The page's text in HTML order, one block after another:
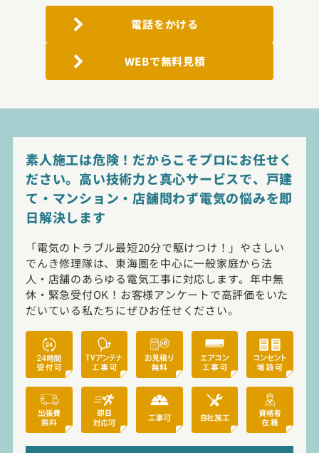
電話をかける
WEBで無料見積
素人施工は危険！だからこそプロにお任せく
ださい。高い技術力と真心サービスで、戸建
て・マンション・店舗問わず電気の悩みを即
日解決します
「電気のトラブル最短20分で駆けつけ！」やさしい
でんき修理隊は、東海圏を中心に一般家庭から法
人・店舗のあらゆる電気工事に対応します。年中無
休・緊急受付OK！お客様アンケートで高評価をいた
だいている私たちにぜひお任せください。